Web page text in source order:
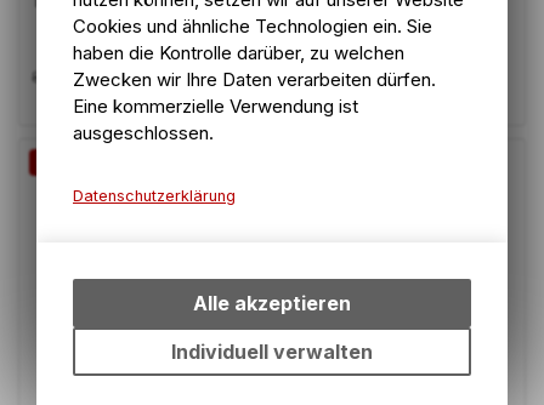
70.40CHF
80.00 CHF
Cookies und ähnliche Technologien ein. Sie
haben die Kontrolle darüber, zu welchen
Zwecken wir Ihre Daten verarbeiten dürfen.
Eine kommerzielle Verwendung ist
ausgeschlossen.
Datenschutzerklärung
bestimmte Interaktionen und
Einstellungen auf Ihrem Gerät,
um die grundlegenden
Funktionen unseres Online-
Alle akzeptieren
Individuell verwalten